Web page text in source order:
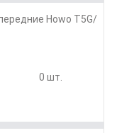
Howo T5G/
0 шт.